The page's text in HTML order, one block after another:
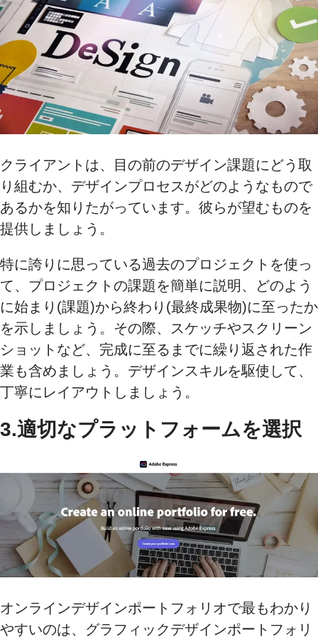
クライアントは、目の前のデザイン課題にどう取
り組むか、デザインプロセスがどのようなもので
あるかを知りたがっています。彼らが望むものを
提供しましょう。
特に誇りに思っている過去のプロジェクトを使っ
て、プロジェクトの課題を簡単に説明、どのよう
に始まり(課題)から終わり(最終成果物)に至ったか
を示しましょう。その際、スケッチやスクリーン
ショットなど、完成に至るまでに繰り返された作
業も含めましょう。デザインスキルを駆使して、
丁寧にレイアウトしましょう。
3.適切なプラットフォームを選択
オンラインデザインポートフォリオで最もわかり
やすいのは、グラフィックデザインポートフォリ